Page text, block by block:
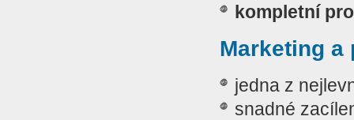
kompletní
Marketing a
jedna z
snadné